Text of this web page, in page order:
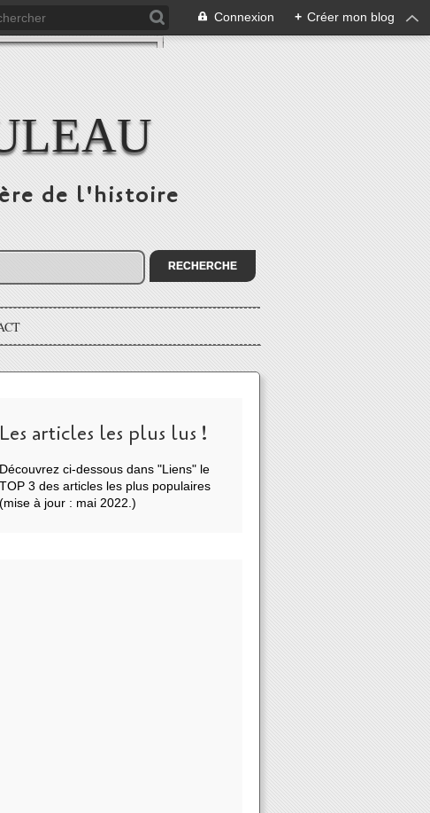
Connexion + Créer mon blog
de l'histoire
Les articles les plus lus !
Découvrez ci-dessous dans "Liens" le
TOP 3 des articles les plus populaires
(mise à jour : mai 2022.)